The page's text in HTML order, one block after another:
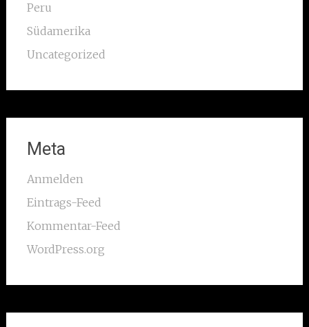
Peru
Südamerika
Uncategorized
Meta
Anmelden
Eintrags-Feed
Kommentar-Feed
WordPress.org